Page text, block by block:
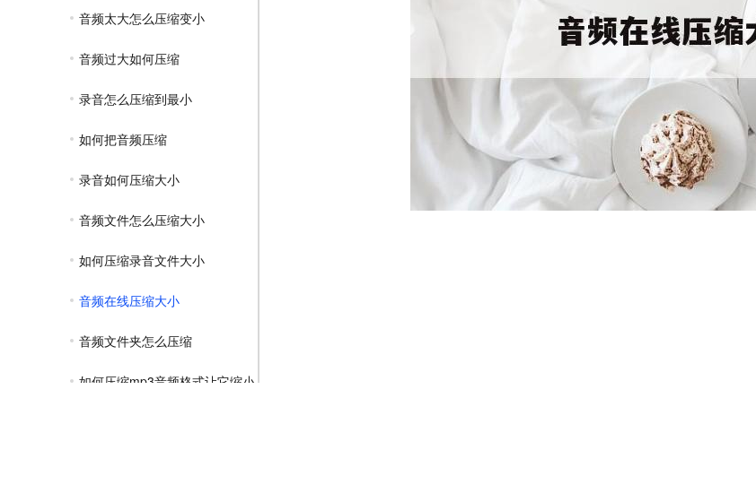
音频太大怎么压缩变小
音频过大如何压缩
录音怎么压缩到最小
如何把音频压缩
录音如何压缩大小
音频文件怎么压缩大小
如何压缩录音文件大小
音频在线压缩大小
音频文件夹怎么压缩
如何压缩mp3音频格式让它缩小